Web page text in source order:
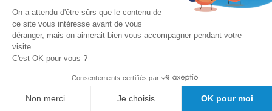
Plus d'informations
Avis clients
Cyril M.
2/5
Notice en chinois, pas d'adaptateur pour la prise de courant ... au
standard chinois aussi. Bref, le matériel est en transfert, mais pas
On a attendu d'être sûrs que le contenu de
ce site vous intéresse avant de vous
déranger, mais on aimerait bien vous accompagner pendant votre
visite...
C'est OK pour vous ?
Consentements certifiés par
Non merci Je choisis OK pour moi